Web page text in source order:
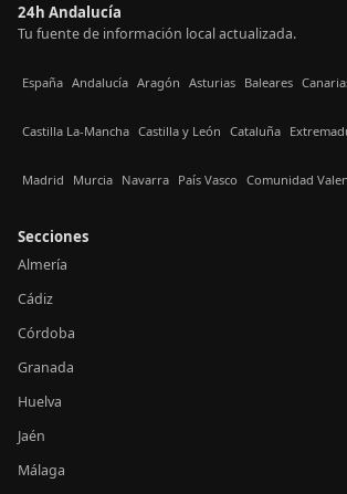
24h Andalucía
Tu fuente de información local actualizada.
España Andalucía Aragón Asturias Baleares
Castilla La-Mancha Castilla y León Cataluña
Madrid Murcia Navarra País Vasco Comunidad
Secciones
Almería
Cádiz
Córdoba
Granada
Huelva
Jaén
Málaga